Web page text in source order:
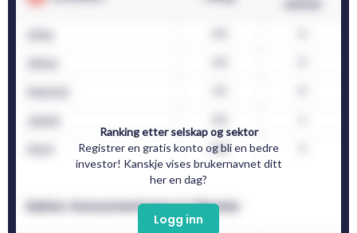
Ranking etter selskap og sektor
Registrer en gratis konto og bli en bedre
investor! Kanskje vises brukernavnet ditt
her en dag?
Logg inn